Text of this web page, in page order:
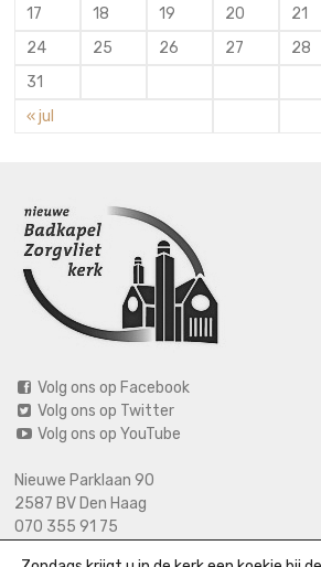
17
18 19 20 21
24
25 26 27 28
31
« jul
Volg ons op Facebook
Volg ons op Twitter
Volg ons op YouTube
Nieuwe Parklaan 90
2587 BV Den Haag
070 355 91 75
06 2125 2720 (bij calamiteiten)